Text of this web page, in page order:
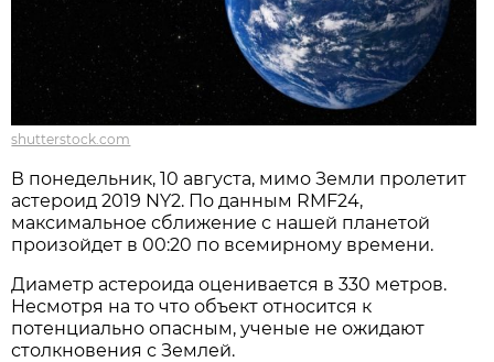
shutterstock.com
В понедельник, 10 августа, мимо Земли пролетит
астероид 2019 NY2. По данным RMF24,
максимальное сближение с нашей планетой
произойдет в 00:20 по всемирному времени.
Диаметр астероида оценивается в 330 метров.
Несмотря на то что объект относится к
потенциально опасным, ученые не ожидают
столкновения с Землей.